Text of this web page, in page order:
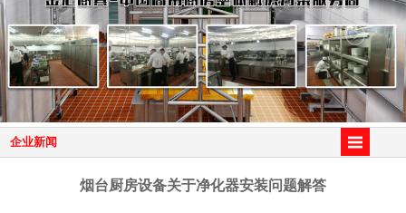
企业新闻
烟台厨房设备关于净化器安装问题解答